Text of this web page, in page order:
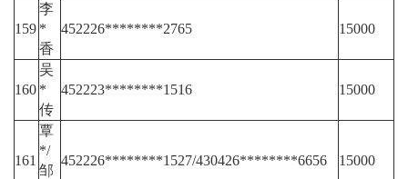
159
李
*
香
452226********2765 15000
160
吴
*
传
452223********1516 15000
161
覃
*/
邹
452226********1527/430426********6656 15000